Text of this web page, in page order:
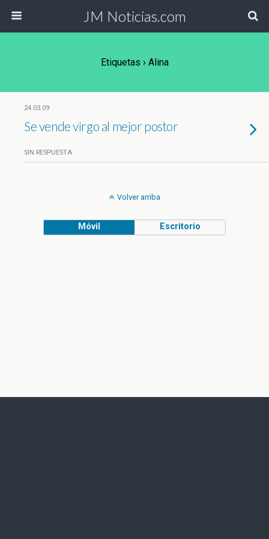
JM Noticias.com
Etiquetas › Alina
24.03.09
Se vende virgo al mejor postor
SIN RESPUESTA
Volver arriba
Móvil Escritorio